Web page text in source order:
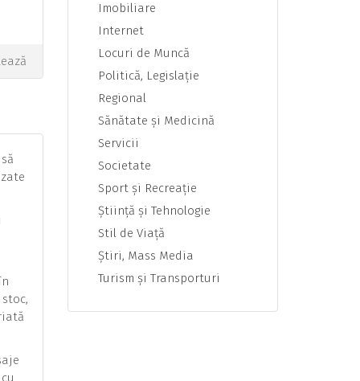
Imobiliare
Internet
Locuri de Muncă
Politică, Legislaţie
Regional
Sănătate şi Medicină
Servicii
Societate
Sport şi Recreaţie
Ştiinţă şi Tehnologie
Stil de Viaţă
Ştiri, Mass Media
Turism şi Transporturi